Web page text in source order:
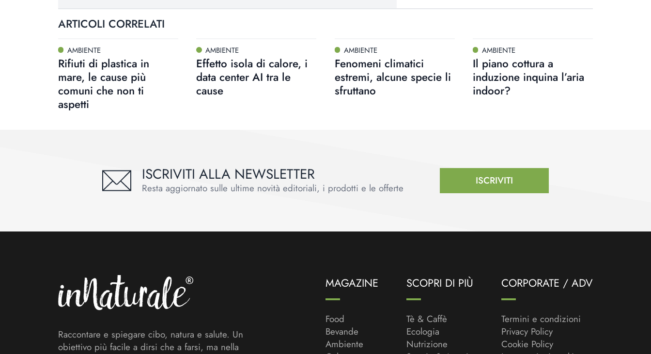
ARTICOLI CORRELATI
AMBIENTE
Rifiuti di plastica in
mare, le cause più
comuni che non ti
aspetti
AMBIENTE
Effetto isola di calore, i
data center AI tra le
cause
AMBIENTE
Fenomeni climatici
estremi, alcune specie li
sfruttano
AMBIENTE
Il piano cottura a
induzione inquina l’aria
indoor?
ISCRIVITI ALLA NEWSLETTER
Resta aggiornato sulle ultime novità editoriali, i prodotti e le offerte
ISCRIVITI
Raccontare e spiegare cibo, natura e salute. Un
obiettivo più facile a dirsi che a farsi, ma nella
MAGAZINE
Food
Bevande
Ambiente
SCOPRI DI PIÙ
Tè & Caffè
Ecologia
Nutrizione
CORPORATE / ADV
Termini e condizioni
Privacy Policy
Cookie Policy